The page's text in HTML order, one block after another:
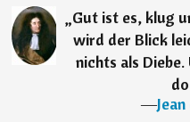
„Gut ist es, klug
wird der Blick
nichts als
―